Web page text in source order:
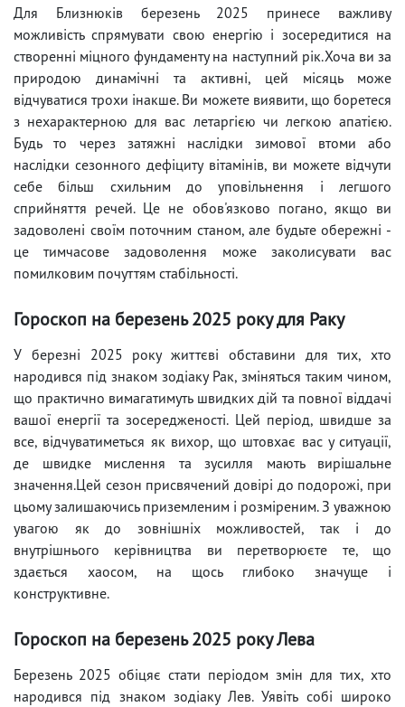
Для Близнюків березень 2025 принесе важливу
можливість спрямувати свою енергію і зосередитися на
створенні міцного фундаменту на наступний рік.Хоча ви за
природою динамічні та активні, цей місяць може
відчуватися трохи інакше. Ви можете виявити, що боретеся
з нехарактерною для вас летаргією чи легкою апатією.
Будь то через затяжні наслідки зимової втоми або
наслідки сезонного дефіциту вітамінів, ви можете відчути
себе більш схильним до уповільнення і легшого
сприйняття речей. Це не обов'язково погано, якщо ви
задоволені своїм поточним станом, але будьте обережні -
це тимчасове задоволення може заколисувати вас
помилковим почуттям стабільності.
Гороскоп на березень 2025 року для Раку
У березні 2025 року життєві обставини для тих, хто
народився під знаком зодіаку Рак, зміняться таким чином,
що практично вимагатимуть швидких дій та повної віддачі
вашої енергії та зосередженості. Цей період, швидше за
все, відчуватиметься як вихор, що штовхає вас у ситуації,
де швидке мислення та зусилля мають вирішальне
значення.Цей сезон присвячений довірі до подорожі, при
цьому залишаючись приземленим і розміреним. З уважною
увагою як до зовнішніх можливостей, так і до
внутрішнього керівництва ви перетворюєте те, що
здається хаосом, на щось глибоко значуще і
конструктивне.
Гороскоп на березень 2025 року Лева
Березень 2025 обіцяє стати періодом змін для тих, хто
народився під знаком зодіаку Лев. Уявіть собі широко